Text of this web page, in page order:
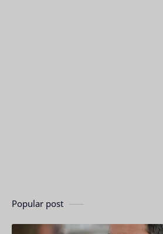
Popular post